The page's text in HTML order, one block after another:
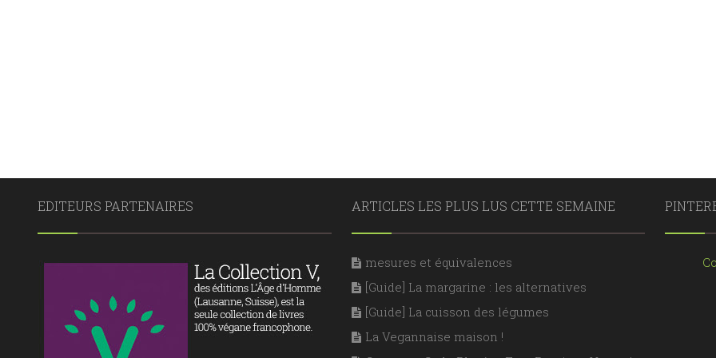
EDITEURS PARTENAIRES ARTICLES LES PLUS LUS CETTE SEMAINE
mesures et équivalences
[Guide] La margarine : les alternatives
[Guide] La cuisson des légumes
La Vegannaise maison !